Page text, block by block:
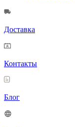
Доставка
Контакты
Блог